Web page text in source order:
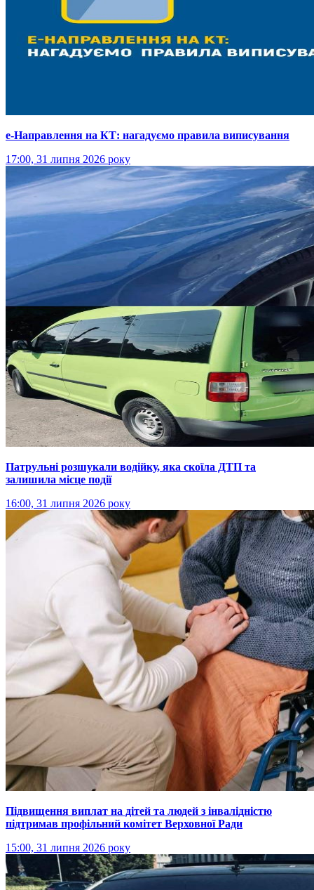
е-Направлення на КТ: нагадуємо правила виписування
17:00, 31 липня 2026 року
Патрульні розшукали водійку, яка скоїла ДТП та
залишила місце події
16:00, 31 липня 2026 року
Підвищення виплат на дітей та людей з інвалідністю
підтримав профільний комітет Верховної Ради
15:00, 31 липня 2026 року